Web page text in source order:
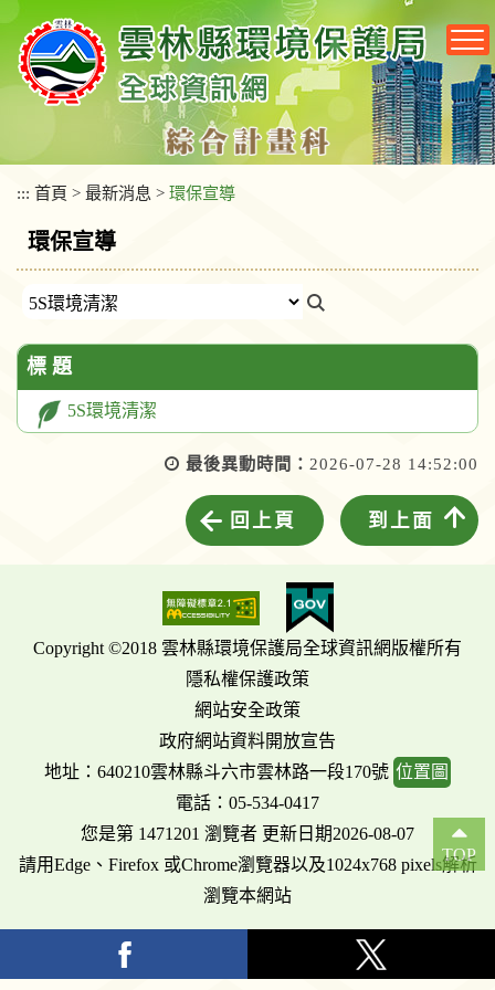
要
區
::: 首頁 > 最新消息 > 環保宣導
環保宣導
標 題
5S環境清潔
最後異動時間： 2026-07-28 14:52:00
回上頁 到上面
Copyright ©2018 雲林縣環境保護局全球資訊網版權所有
隱私權保護政策
網站安全政策
政府網站資料開放宣告
地址：640210雲林縣斗六市雲林路一段170號 位置圖
電話：05-534-0417
您是第 1471201 瀏覽者 更新日期2026-08-07
請用Edge、Firefox 或Chrome瀏覽器以及1024x768 pixels解析
瀏覽本網站
TOP